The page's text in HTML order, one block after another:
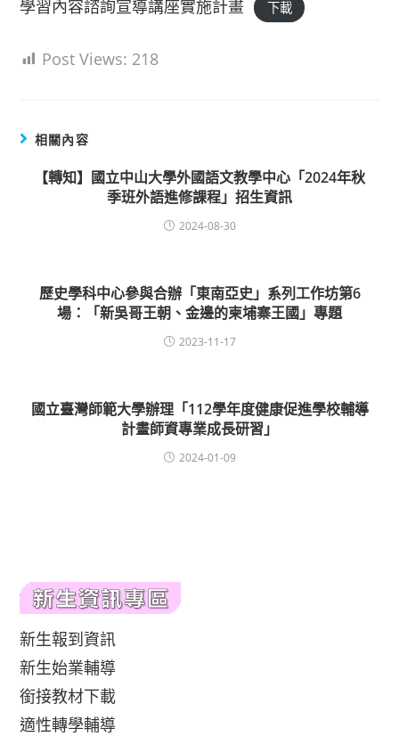
學習內容諮詢宣導講座實施計畫
下載
Post Views: 218
相關內容
【轉知】國立中山大學外國語文教學中心「2024年秋
季班外語進修課程」招生資訊
2024-08-30
歷史學科中心參與合辦「東南亞史」系列工作坊第6
場：「新吳哥王朝、金邊的柬埔寨王國」專題
2023-11-17
國立臺灣師範大學辦理「112學年度健康促進學校輔導
計畫師資專業成長研習」
2024-01-09
新生報到資訊
新生始業輔導
銜接教材下載
適性轉學輔導